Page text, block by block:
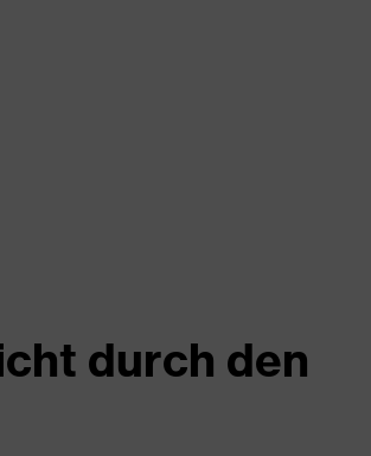
durch den